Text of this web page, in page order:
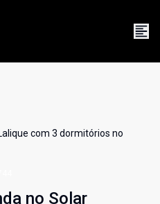
com 3 dormitórios no
no Solar